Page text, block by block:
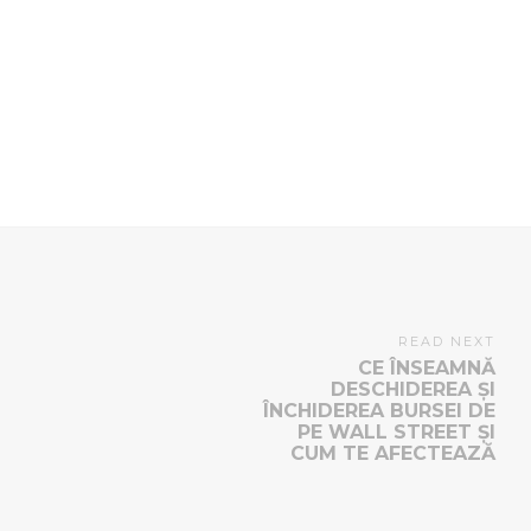
READ NEXT
CE ÎNSEAMNĂ
DESCHIDEREA ȘI
ÎNCHIDEREA BURSEI DE
PE WALL STREET ȘI
CUM TE AFECTEAZĂ